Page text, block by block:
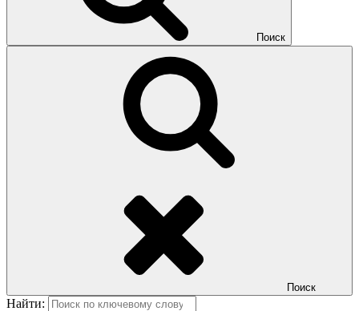
Поиск
Поиск
Найти: